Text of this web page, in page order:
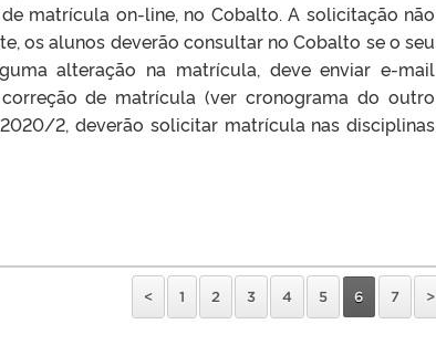
matrícula on-line, no Cobalto. A solicitação não
os alunos deverão consultar no Cobalto se o seu
alteração na matrícula, deve enviar e-mail
de matrícula (ver cronograma do outro
2, deverão solicitar matrícula nas disciplinas
<
1 2 3 4 5 6 7 >